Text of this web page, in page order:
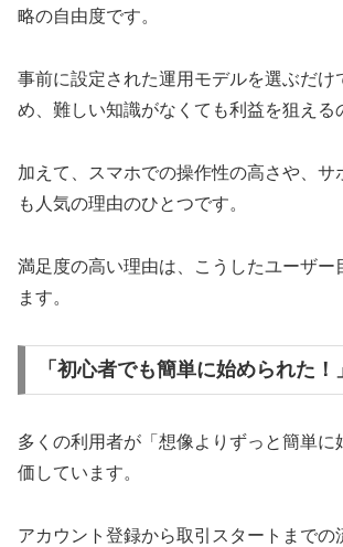
略の自由度です。
事前に設定された運用モデルを選ぶだけ
め、難しい知識がなくても利益を狙える
加えて、スマホでの操作性の高さや、サ
も人気の理由のひとつです。
満足度の高い理由は、こうしたユーザー
ます。
「初心者でも簡単に始められた
多くの利用者が「想像よりずっと簡単に
価しています。
アカウント登録から取引スタートまでの